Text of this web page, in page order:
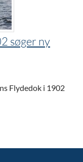
søger ny
Flydedok i 1902